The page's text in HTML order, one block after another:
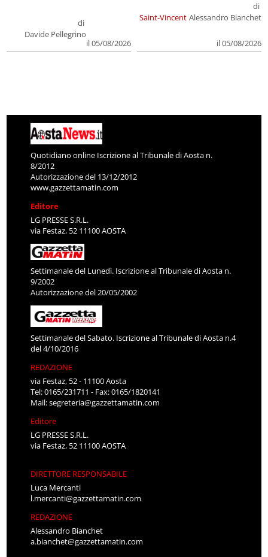
di
Davide Pellegrino
il 05/08/2026
Saint-Vincent
di
Alessandro Bianchet
il 05/08/2026
Quotidiano online Iscrizione al Tribunale di Aosta n.
8/2012
Autorizzazione del 13/12/2012
www.gazzettamatin.com
Editore
LG PRESSE S.R.L.
via Festaz, 52 11100 AOSTA
Settimanale del Lunedì. Iscrizione al Tribunale di Aosta n.
9/2002
Autorizzazione del 20/05/2002
Settimanale del Sabato. Iscrizione al Tribunale di Aosta n.4
del 4/10/2016
REDAZIONE
via Festaz, 52 - 11100 Aosta
Tel: 0165/231711 - Fax: 0165/1820141
Mail:segreteria@gazzettamatin.com
Editore
LG PRESSE S.R.L.
via Festaz, 52 11100 AOSTA
DIRETTORE RESPONSABILE
Luca Mercanti
l.mercanti@gazzettamatin.com
REDAZIONE
Alessandro Bianchet
a.bianchet@gazzettamatin.com